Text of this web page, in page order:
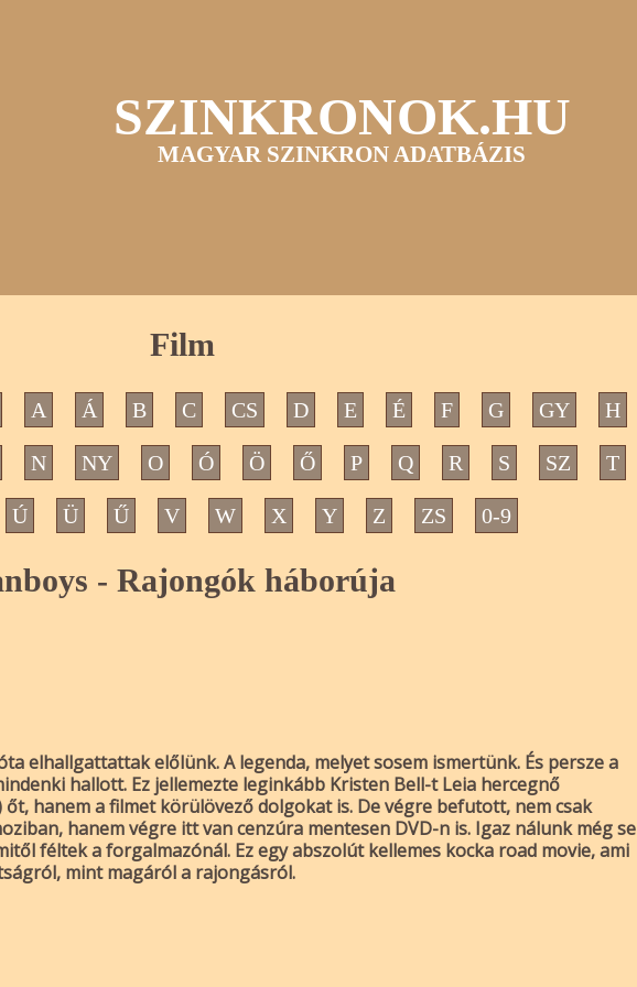
SZINKRONOK.HU
MAGYAR SZINKRON ADATBÁZIS
Film
A Á B C CS D E É F G GY H
N NY O Ó Ö Ő P Q R S SZ T
Ú Ü Ű V W X Y Z ZS 0-9
- Rajongók háborúja
elhallgattattak előlünk. A legenda, melyet sosem ismertünk. És persze a
hallott. Ez jellemezte leginkább Kristen Bell-t Leia hercegnő
őt, hanem a filmet körülövező dolgokat is. De végre befutott, nem csak
hanem végre itt van cenzúra mentesen DVD-n is. Igaz nálunk még se
féltek a forgalmazónál. Ez egy abszolút kellemes kocka road movie, ami
mint magáról a rajongásról.